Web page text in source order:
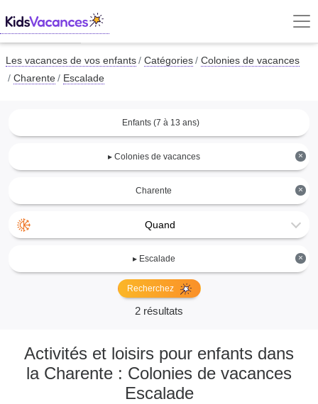
Les vacances de vos enfants Catégories
Colonies de vacances
Charente
Escalade
Enfants (7 à 13 ans)
×
▸ Colonies de vacances
×
Charente
Quand
×
▸ Escalade
Recherchez
2 résultats
Activités et loisirs pour enfants dans
la Charente : Colonies de vacances
Escalade